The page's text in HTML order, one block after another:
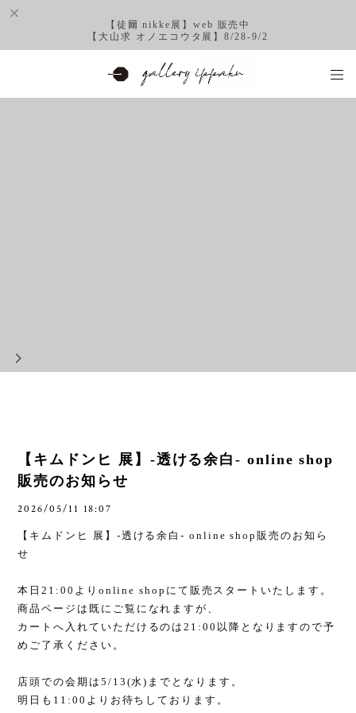
【徒爾 nikke展】web 販売中
【大山求 オノエコウタ展】8/28-9/2
【キムドンヒ 展】-透ける余白- online shop
販売のお知らせ
2026/05/11 18:07
【キムドンヒ 展】 -透ける余白- online shop販売のお知ら
せ
本日21:00 より online shop にて販売スタートいたします。
商品ページは既にご覧になれますが、
カートへ入れていただけるのは21:00 以降となりますので予
めご了承ください。
店頭での会期は 5/13(水) までとなります。
明日も 11:00 よりお待ちしております。